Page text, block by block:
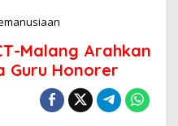
r
l
u
a
s
Malang Arahkan
Guru Honorer